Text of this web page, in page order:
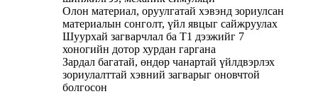
Олон материал, оруулгатай хэвэнд зориулсан
материалын сонголт, үйл явцыг сайжруулах
Шуурхай загварчлал ба T1 дээжийг 7
хоногийн дотор хурдан гаргана
Зардал багатай, өндөр чанартай үйлдвэрлэх
зориулалттай хэвний загварыг оновчтой
болгосон